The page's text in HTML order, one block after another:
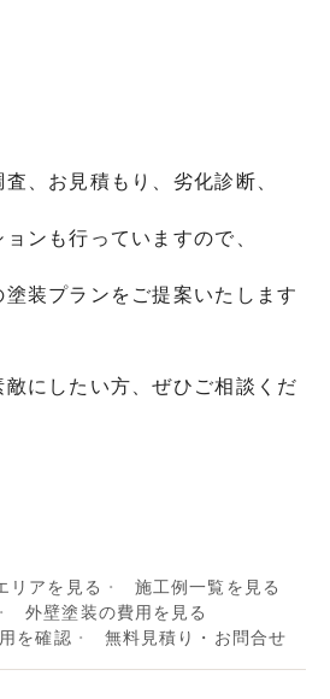
、お見積もり、劣化診断、
ンも行っていますので、
装プランをご提案いたします
にしたい方、ぜひご相談くだ
リアを見る
施工例一覧を見る
外壁塗装の費用を見る
を確認
無料見積り・お問合せ